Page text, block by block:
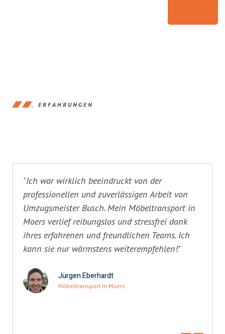
ERFAHRUNGEN
"Ich war wirklich beeindruckt von der
professionellen und zuverlässigen Arbeit von
Umzugsmeister Busch. Mein Möbeltransport in
Moers verlief reibungslos und stressfrei dank
ihres erfahrenen und freundlichen Teams. Ich
kann sie nur wärmstens weiterempfehlen!"
Jürgen Eberhardt
Möbeltransport in Moers